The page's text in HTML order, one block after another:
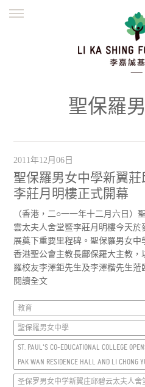
繁體
聖保羅
2011年12月06日
聖保羅男女中學新翼
李莊月明樓正式開幕
（香港，二○一一年十二月六日
雲太夫人舍堂暨李莊月明樓今天
展奠下重要里程碑。聖保羅男女
香港聖公會主教長鄺保羅大主教
羅校友李澤鉅先生及李澤楷先生蒞
閱讀全文
教育
聖保羅男女中學
ST. PAUL'S CO-EDUCATIONAL COLLEGE
PAK WAN RESIDENCE HALL AND LI CHONG
圣保罗男女中学新翼庄邱碧云太夫人